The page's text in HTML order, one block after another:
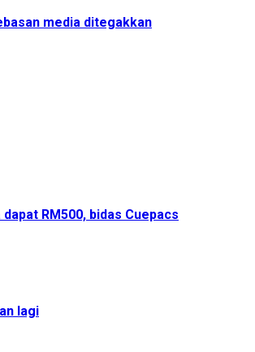
media ditegakkan
RM500, bidas Cuepacs
lagi